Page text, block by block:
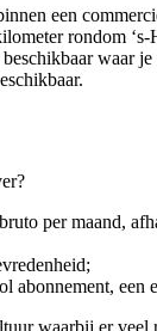
een
rondom ‘s-
waar
per maand,
abonnement,